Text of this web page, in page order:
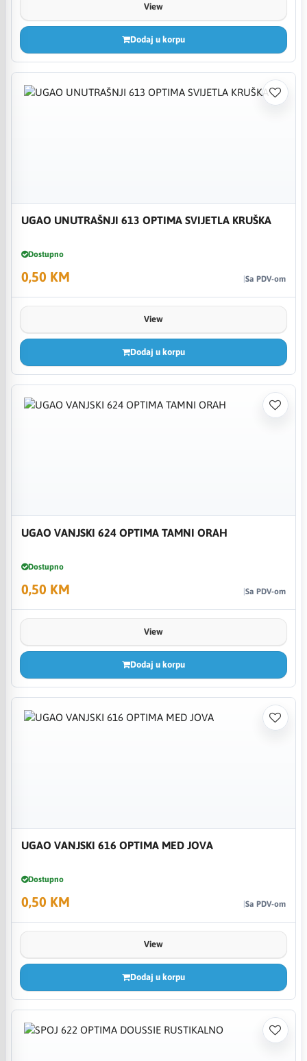
View
Dodaj u korpu
UGAO UNUTRAŠNJI 613 OPTIMA SVIJETLA KRUŠKA
Dostupno
0,50 KM Sa PDV-om
View
Dodaj u korpu
UGAO VANJSKI 624 OPTIMA TAMNI ORAH
Dostupno
0,50 KM Sa PDV-om
View
Dodaj u korpu
UGAO VANJSKI 616 OPTIMA MED JOVA
Dostupno
0,50 KM Sa PDV-om
View
Dodaj u korpu